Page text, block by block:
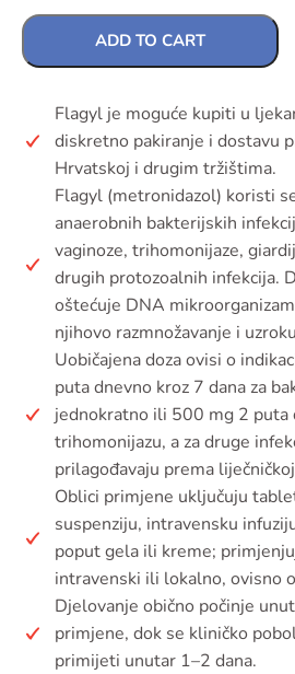
ADD TO CART
Flagyl je moguće kupiti u
diskretno pakiranje i dostavu
Hrvatskoj i drugim tržištima.
Flagyl (metronidazol) koristi
anaerobnih bakterijskih
vaginoze, trihomonijaze,
drugih protozoalnih infekcija.
oštećuje DNA
njihovo razmnožavanje i
Uobičajena doza ovisi o
puta dnevno kroz 7 dana za
jednokratno ili 500 mg 2 puta
trihomonijazu, a za druge
prilagođavaju prema
Oblici primjene uključuju
suspenziju, intravensku
poput gela ili kreme;
intravenski ili lokalno, ovisno
Djelovanje obično počinje
primjene, dok se kliničko
primijeti unutar 1–2 dana.